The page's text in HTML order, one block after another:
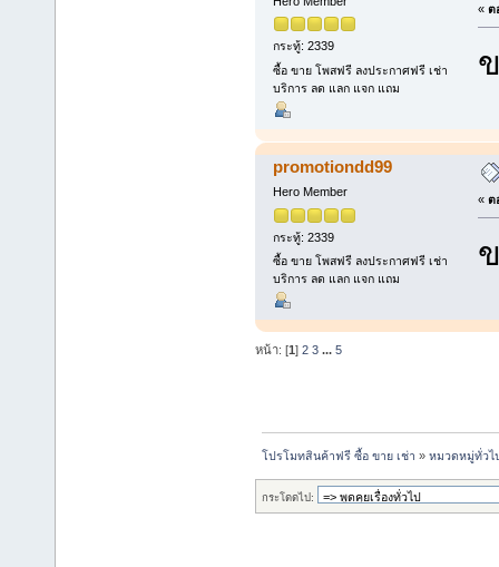
กระทู้: 2339
ซื้อ ขาย โพสฟรี ลงประกาศฟรี เช่า
บริการ ลด แลก แจก แถม
« ต
promotiondd99
Hero Member
กระทู้: 2339
ซื้อ ขาย โพสฟรี ลงประกาศฟรี เช่า
บริการ ลด แลก แจก แถม
« ต
หน้า: [1] 2 3 ... 5
โปรโมทสินค้าฟรี ซื้อ ขาย เช่า »หมวดหมู่ทั่วไ
กระโดดไป: